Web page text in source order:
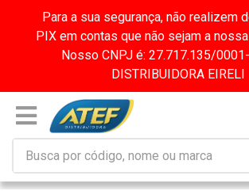
Para a sua segurança, não realizem
PIX em contas que não sejam a
Nosso CNPJ é: 27.717.135/
DISTRIBUIDORA EIRELI